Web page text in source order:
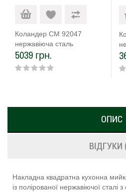
Коландер CM 92047
нержавіюча сталь
5039 грн.
ОПИС
ВІДГУКИ
Накладна квадратна кухонна
із полірованої нержавіючої сталі